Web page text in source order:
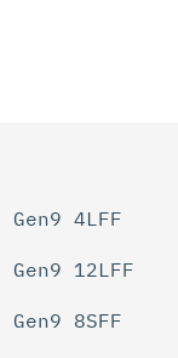
Gen9 4LFF
Gen9 12LFF
Gen9 8SFF